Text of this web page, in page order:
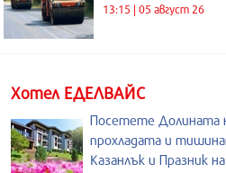
13:15 | 05 август 26
Хотел ЕДЕЛВАЙС
Посетете Долината
прохладата и
Казанлък и Празник